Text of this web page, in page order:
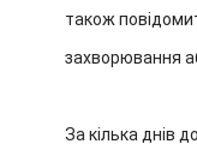
також
захворювання
За кілька днів